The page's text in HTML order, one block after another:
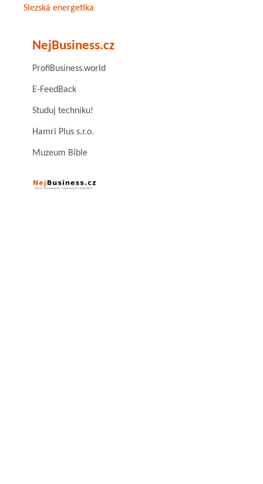
Slezská energetika
NejBusiness.cz
ProfiBusiness.world
E-FeedBack
Studuj techniku!
Hamri Plus s.r.o.
Muzeum Bible